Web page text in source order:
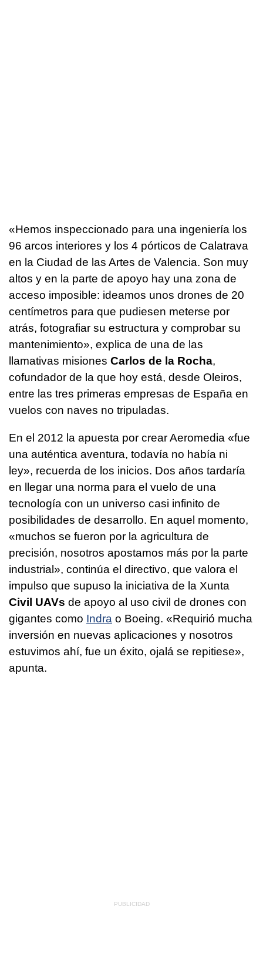
«Hemos inspeccionado para una ingeniería los
96 arcos interiores y los 4 pórticos de Calatrava
en la Ciudad de las Artes de Valencia. Son muy
altos y en la parte de apoyo hay una zona de
acceso imposible: ideamos unos drones de 20
centímetros para que pudiesen meterse por
atrás, fotografiar su estructura y comprobar su
mantenimiento», explica de una de las
llamativas misiones Carlos de la Rocha,
cofundador de la que hoy está, desde Oleiros,
entre las tres primeras empresas de España en
vuelos con naves no tripuladas.
En el 2012 la apuesta por crear Aeromedia «fue
una auténtica aventura, todavía no había ni
ley», recuerda de los inicios. Dos años tardaría
en llegar una norma para el vuelo de una
tecnología con un universo casi infinito de
posibilidades de desarrollo. En aquel momento,
«muchos se fueron por la agricultura de
precisión, nosotros apostamos más por la parte
industrial», continúa el directivo, que valora el
impulso que supuso la iniciativa de la Xunta
Civil UAVs de apoyo al uso civil de drones con
gigantes como Indra o Boeing. «Requirió mucha
inversión en nuevas aplicaciones y nosotros
estuvimos ahí, fue un éxito, ojalá se repitiese»,
apunta.